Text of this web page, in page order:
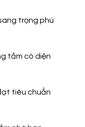
trọng phù
tắm có diện
tiêu chuẩn